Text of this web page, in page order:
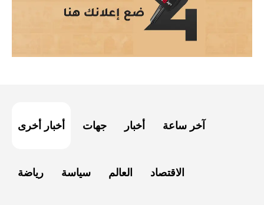
أخبار أخرى جهات أخبار آخر ساعة
رياضة سياسة العالم الاقتصاد